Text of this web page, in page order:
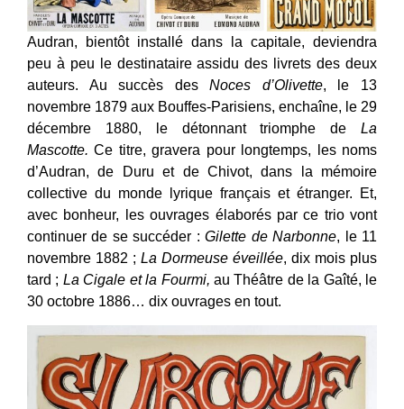
Audran, bientôt installé dans la capitale, deviendra
peu à peu le destinataire assidu des livrets des deux
auteurs. Au succès desNoces d’Olivette, le 13
novembre 1879 aux Bouffes-Parisiens, enchaîne, le 29
décembre 1880, le détonnant triomphe de La
Mascotte. Ce titre, gravera pour longtemps, les noms
d’Audran, de Duru et de Chivot, dans la mémoire
collective du monde lyrique français et étranger. Et,
avec bonheur, les ouvrages élaborés par ce trio vont
continuer de se succéder :Gilette de Narbonne, le 11
novembre 1882 ; La Dormeuse éveillée, dix mois plus
tard ; La Cigale et la Fourmi, au Théâtre de la Gaîté, le
30 octobre 1886… dix ouvrages en tout.